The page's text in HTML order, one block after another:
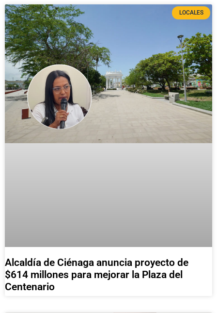
LOCALES
Alcaldía de Ciénaga anuncia proyecto de
$614 millones para mejorar la Plaza del
Centenario